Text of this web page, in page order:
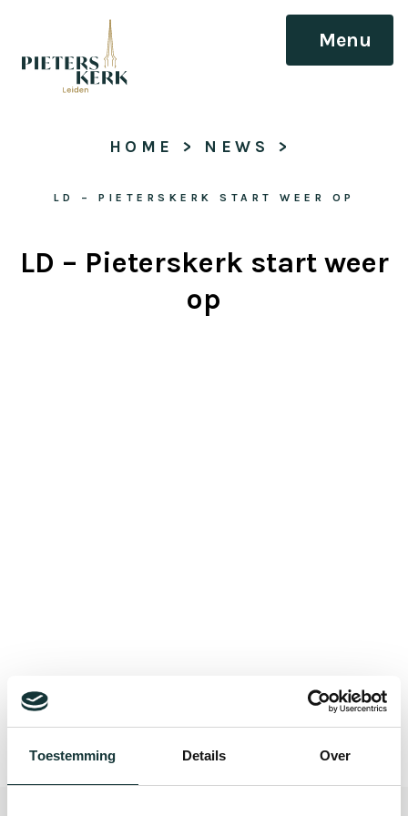
Toestemming Details Over
Menu
HOME > NEWS >
LD – PIETERSKERK START WEER OP
LD – Pieterskerk start weer
op
Bekijk alle blogberichten